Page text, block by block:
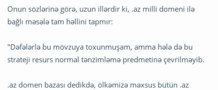
Onun sözlərinə görə, uzun illərdir ki, .az milli domeni ilə
bağlı məsələ tam həllini tapmır:
"Dəfələrlə bu mövzuya toxunmuşam, amma hələ də bu
strateji resurs normal tənzimləmə predmetinə çevrilməyib.
.az domen bazası dedikdə, ölkəmizə məxsus bütün .az